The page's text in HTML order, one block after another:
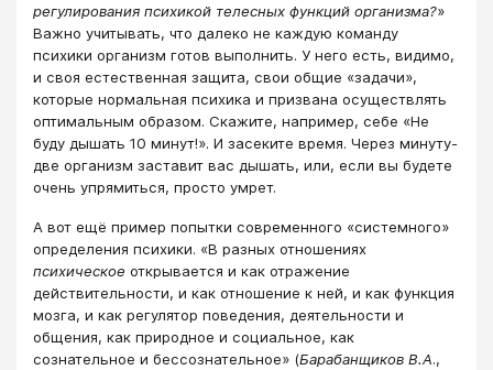
регулирования психикой телесных функций организма?»
Важно учитывать, что далеко не каждую команду
психики организм готов выполнить. У него есть, видимо,
и своя естественная защита, свои общие «задачи»,
которые нормальная психика и призвана осуществлять
оптимальным образом. Скажите, например, себе «Не
буду дышать 10 минут!». И засеките время. Через минуту-
две организм заставит вас дышать, или, если вы будете
очень упрямиться, просто умрет.
А вот ещё пример попытки современного «системного»
определения психики. «В разных отношениях
психическое открывается и как отражение
действительности, и как отношение к ней, и как функция
мозга, и как регулятор поведения, деятельности и
общения, как природное и социальное, как
сознательное и бессознательное» (Барабанщиков В.А.,